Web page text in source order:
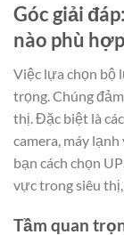
Góc giải
nào phù
Việc lựa chọn bộ
trọng. Chúng
thị. Đặc biệt là
camera, máy lạnh
bạn cách chọn
vực trong siêu
Tầm quan